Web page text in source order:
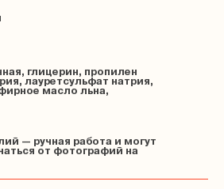
глицерин, пропилен
лауретсульфат натрия,
масло льна,
— ручная работа и могут
от фотографий на